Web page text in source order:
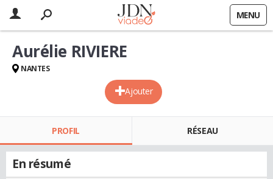
MENU
Ajouter
Aurélie RIVIERE
NANTES
PROFIL RÉSEAU
En résumé